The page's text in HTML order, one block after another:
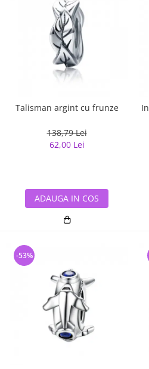
Talisman argint cu frunze
138,79 Lei
62,00 Lei
ADAUGA IN COS
-53%